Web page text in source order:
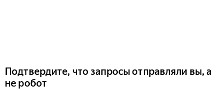
Подтвердите, что запросы отправляли вы, а
не робот